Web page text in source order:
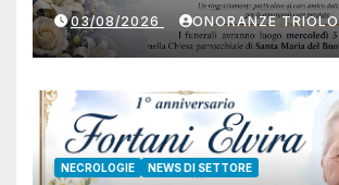
03/08/2026 ONORANZE TRIOLO
NECROLOGIE NEWS DI SETTORE